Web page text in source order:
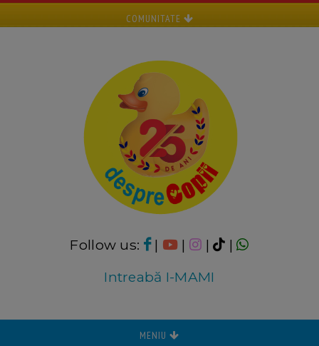
COMUNITATE
Follow us: | | |
|
Intreabă I-MAMI
MENIU